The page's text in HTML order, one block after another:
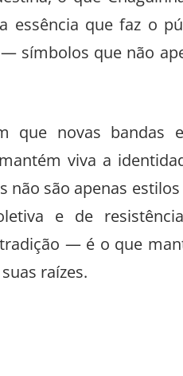
o que
essência que faz o
símbolos que não
que novas bandas
viva a
são apenas
e de
— é o que
raízes.